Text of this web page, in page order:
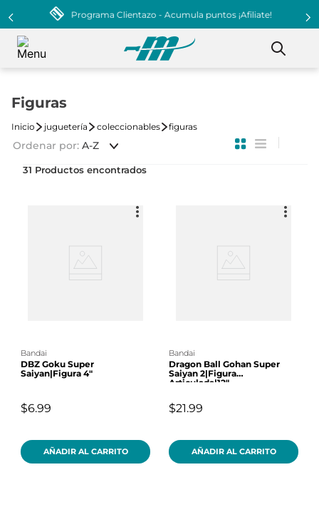
Programa Clientazo - Acumula puntos ¡Afiliate!
Figuras
juguetería coleccionables figuras
Ordenar por A-Z
31
bandai
DBZ Goku Super
Saiyan|Figura 4"
$6.99
AÑADIR AL CARRITO
bandai
Dragon Ball Gohan Super
Saiyan 2|Figura
Articulada|12"
$21.99
AÑADIR AL CARRITO